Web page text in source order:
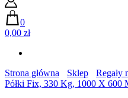
0
0,00 zł
Strona główna Sklep Regały
Półki Fix, 330 Kg, 1000 X 600